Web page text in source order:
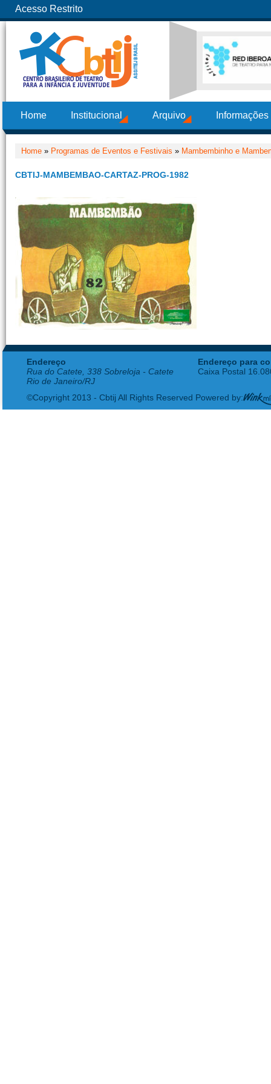
Acesso Restrito
Home Institucional Arquivo
Home » Programas de Eventos e Festivais » Mambembinho e
CBTIJ-MAMBEMBAO-CARTAZ-PROG-1982
Endereço
Rua do Catete, 338 Sobreloja - Catete
Rio de Janeiro/RJ
Endereço para
Caixa Postal
©Copyright 2013 - Cbtij All Rights Reserved Powered by: